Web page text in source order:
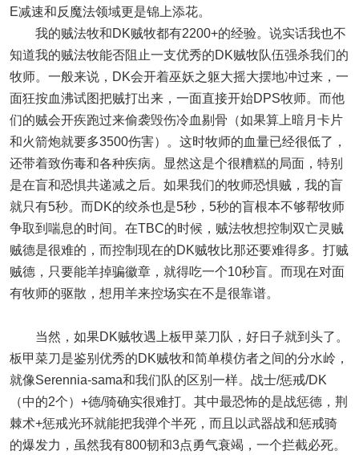
E减速和反魔法领域更是锦上添花。
我的贼法牧和DK贼牧都有2200+的经验。说实话我也不
知道我的贼法牧能否阻止一支优秀的DK贼牧队伍强杀我们的
牧师。一般来说，DK会开着巫妖之躯大摇大摆地冲过来，一
面狂按血沸试图把贼打出来，一面直接开始DPS牧师。而他
们的贼会开疾跑过来偷袭毁伤冷血剔骨（如果算上暗月卡片
和火箭炮就要多3500伤害）。这时牧师的血量已经很低了，
还带着致伤毒和各种疾病。显然这是个很糟糕的局面，特别
是在盲和恐惧共递减之后。如果我们的牧师恐惧贼，我的盲
就只有5秒。而DK的绞杀也是5秒，5秒的盲根本不够帮牧师
争取到喘息的时间。在TBC的时候，贼法牧想控制双亡灵贼
贼德是很难的，而控制现在的DK贼牧比那还要难得多。打贼
贼德，只要能羊掉骗徽章，就得吃一个10秒盲。而现在对面
有牧师的驱散，想用羊来控场实在不是很靠谱。
当然，如果DK贼牧遇上板甲菜刀队，好日子就到头了。
板甲菜刀是鉴别优秀的DK贼牧和简单模仿者之间的分水岭，
就像Serennia-sama和我们队的区别一样。战士/惩戒/DK
（中的2个）+德/骑确实很难打。其中最恐怖的是战惩德，荆
棘术+惩戒光环就能把我弹个半死，而且以武器战和惩戒骑
的爆发力，虽然我有800韧和3点勇气衰竭，一个拦截必死。